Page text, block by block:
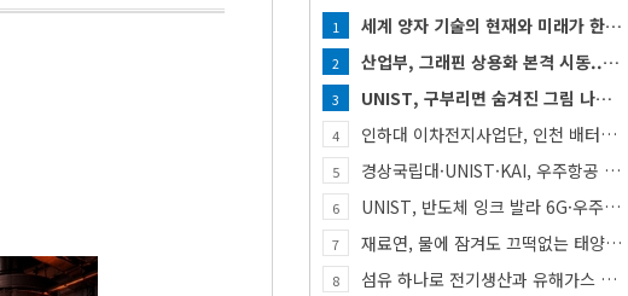
1 세계 양자 기술의 현재와 미래가 한자리에...「퀀텀 코리아 2026」 개최
2 산업부, 그래핀 상용화 본격 시동... 첨단세라믹·반도체 방열소재 시장 확대 기대
3 UNIST, 구부리면 숨겨진 그림 나타나는 투명 보안 필름 개발
4 인하대 이차전지사업단, 인천 배터리 인재양성 거점 역할 강화
5 경상국립대·UNIST·KAI, 우주항공 인재 함께 키운다
6 UNIST, 반도체 잉크 발라 6G·우주통신용 고주파 스위치 만든다
7 재료연, 물에 잠겨도 끄떡없는 태양전지 개발
8 섬유 하나로 전기생산과 유해가스 동시 감지한다